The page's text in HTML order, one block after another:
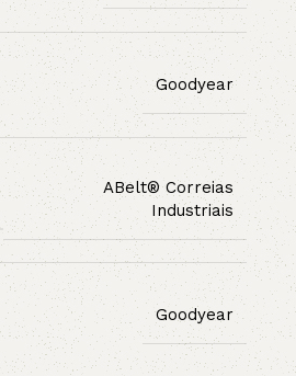
Goodyear
ABelt® Correias
Industriais
Goodyear